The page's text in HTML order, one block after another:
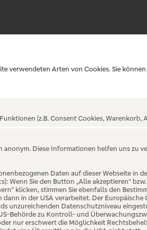
verwendeten Arten von Cookies. Sie
(z.B. Consent Cookies, Warenkorb,
Diese Informationen helfen uns zu
Daten auf dieser Webseite in
Wenn Sie den Button „Alle akzeptieren“
klicken, stimmen Sie ebenfalls den
dann in der USA verarbeitet. Der
unzureichenden Datenschutzniveau
Behörde zu Kontroll- und
nur erschwert die Möglichkeit